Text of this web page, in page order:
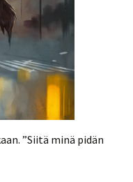
”Siitä minä pidän